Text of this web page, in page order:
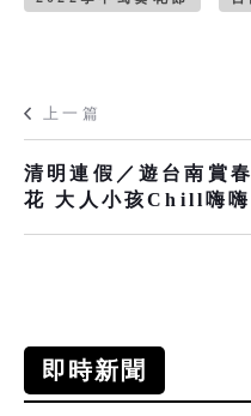
上一篇
清明連假／遊台南賞春
花 大人小孩Chill嗨嗨
即時新聞